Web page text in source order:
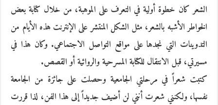
الشعر كان خطوة أولية في التعرف على الموهبة، من خلال كتابة بعض
الخواطر الأشبه بالشعر، مثل الشكل المنتشر على الإنترنت هذه الأيام من
التدوينات التي نجدها على مواقع التواصل الاجتماعي. وكان هذا في
مسيرتي، قبل الانتقال للكتابة المسرحية والروائية أو القصص.
كتبت شعراً في مرحلتي الجامعية وحصلت على جائزة من الجامعة
نفسها، ولكنني شعرت أنني لن أضيف جديداً إلى هذا الفن، لذا قررت